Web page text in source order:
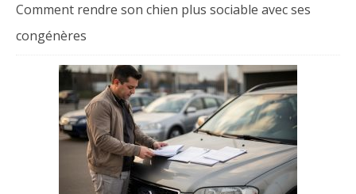
Comment rendre son chien plus sociable avec ses
congénères